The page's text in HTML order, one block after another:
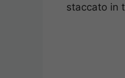
staccato in